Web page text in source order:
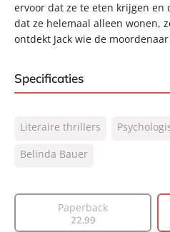
ervoor dat ze te eten krijgen
dat ze helemaal alleen wonen,
ontdekt Jack wie de
Specificaties
NUR:
305
Type:
Vertaler:
Valérie
Literaire thrillers
Belinda Bauer
Paperback
22,99